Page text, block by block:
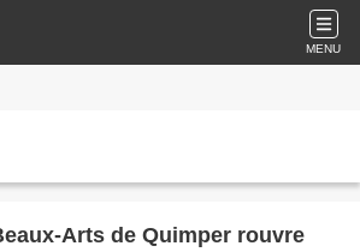
MENU
Arts de Quimper rouvre